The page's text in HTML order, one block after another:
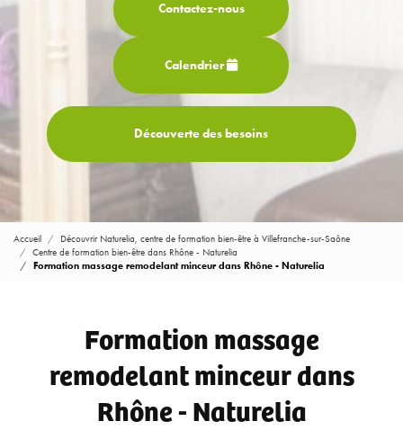
Contactez-nous
Calendrier
Découverte des besoins
Accueil
Découvrir Naturelia, centre de formation bien-être à Villefranche-sur-Saône
Centre de formation bien-être dans Rhône - Naturelia
Formation massage remodelant minceur dans Rhône - Naturelia
Formation massage
remodelant minceur dans
Rhône - Naturelia